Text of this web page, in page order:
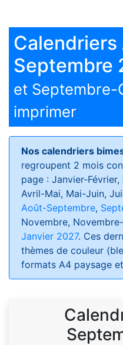
Calendriers
Septembre
et Septembre-
imprimer
Nos calendriers
regroupent 2 mois
page : Janvier-
Avril-Mai, Mai-Juin,
Août-Septembre,
Novembre,
Janvier 2027. Ces
thèmes de couleur
formats A4 paysage